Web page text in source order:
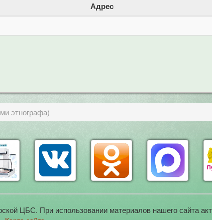
Адрес
этнографа)
ЦБС. При использовании материалов нашего сайта